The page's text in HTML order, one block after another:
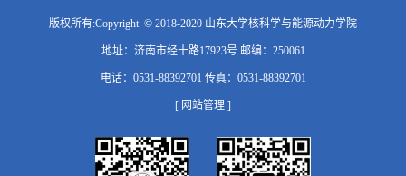
版权所有:Copyright © 2018-2020 山东大学核科学与能源动力学院
地址：济南市经十路17923号 邮编：250061
电话：0531-88392701 传真：0531-88392701
[ 网站管理 ]